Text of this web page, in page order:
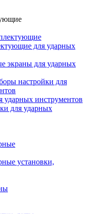
для ударных
экраны для ударных
настройки для
ударных инструментов
для ударных
установки,